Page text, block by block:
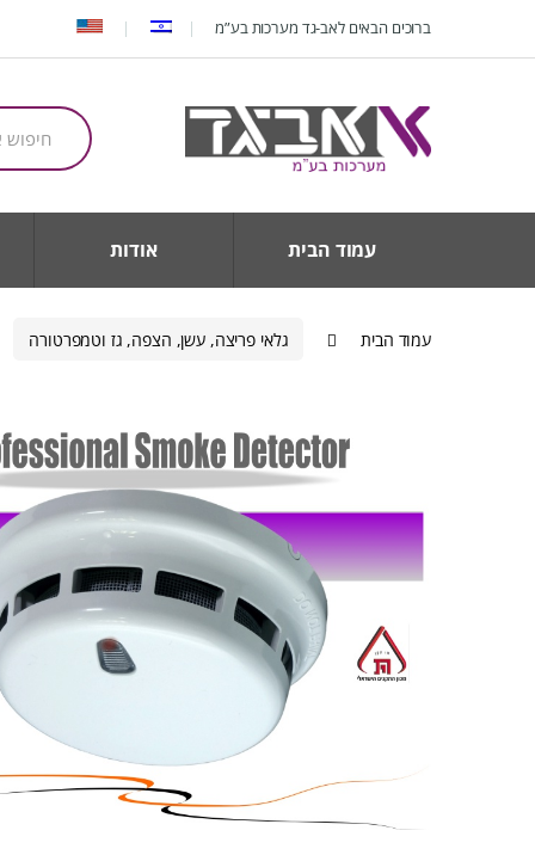
ברוכים הבאים לאב-גד מערכות בע”מ
חיפוש
עבור:
עמוד הבית אודות
עמוד הבית גלאי פריצה, עשן, הצפה, גז וטמפרטורה